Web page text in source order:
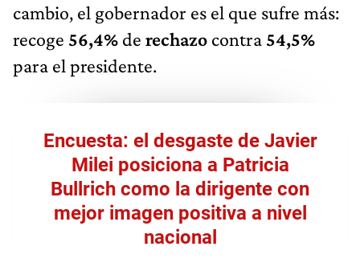
cambio, el gobernador es el que sufre más:
recoge 56,4% de rechazo contra 54,5%
para el presidente.
Encuesta: el desgaste de Javier
Milei posiciona a Patricia
Bullrich como la dirigente con
mejor imagen positiva a nivel
nacional